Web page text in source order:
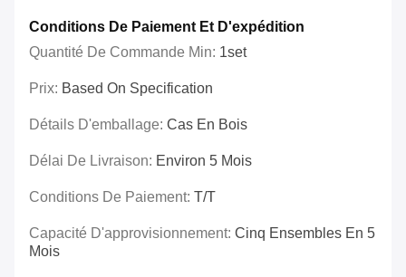
Conditions De Paiement Et D'expédition
Quantité De Commande Min: 1set
Prix: Based On Specification
Détails D'emballage: Cas En Bois
Délai De Livraison: Environ 5 Mois
Conditions De Paiement: T/T
Capacité D'approvisionnement: Cinq Ensembles En 5
Mois